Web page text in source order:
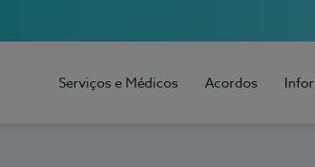
Serviços e Médicos Acordos